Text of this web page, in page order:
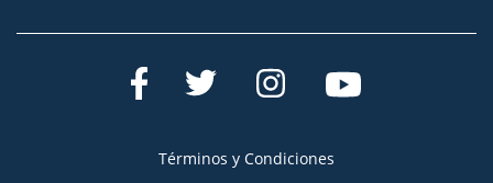
Términos y Condiciones